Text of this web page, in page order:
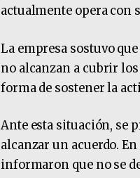
actualmente opera con
La empresa sostuvo
no alcanzan a cubrir
forma de sostener la
Ante esta situación, se
alcanzar un acuerdo.
informaron que no se